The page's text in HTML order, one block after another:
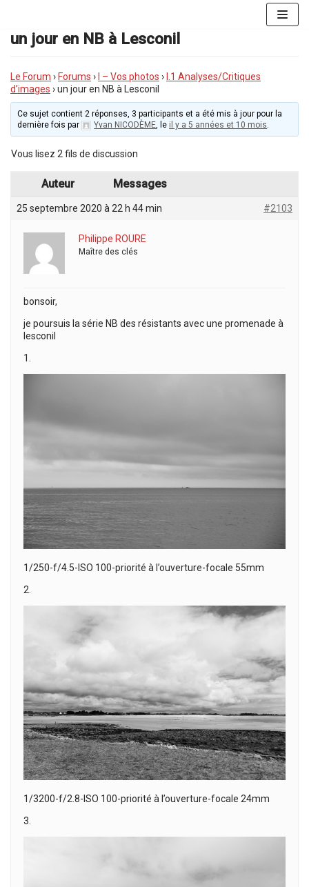
contenu
un jour en NB à Lesconil
Le Forum › Forums › I – Vos photos ›
I.1 Analyses/Critiques
d’images ›un jour en NB à Lesconil
Ce sujet contient 2 réponses, 3 participants et a été mis à jour pour la
dernière fois par
Yvan NICODÈME, le il y a 5 années et 10 mois.
Vous lisez 2 fils de discussion
Auteur Messages
25 septembre 2020 à 22 h 44 min #2103
Philippe ROURE
Maître des clés
bonsoir,
je poursuis la série NB des résistants avec une promenade à
lesconil
1.
1/250-f/4.5-ISO 100-priorité à l’ouverture-focale 55mm
2.
1/3200-f/2.8-ISO 100-priorité à l’ouverture-focale 24mm
3.